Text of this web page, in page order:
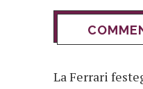
La Ferrari